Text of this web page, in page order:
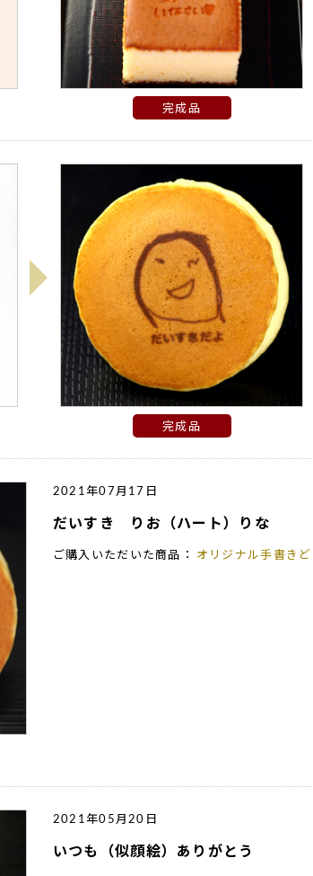
完成品
完成品
2021年07月17日
だいすき りお（ハート）りな
ご購入いただいた商品： オリジナル手書きど
2021年05月20日
いつも（似顔絵）ありがとう